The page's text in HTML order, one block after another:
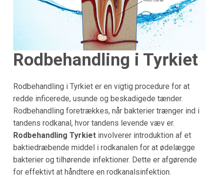
Rodbehandling i Tyrkiet
Rodbehandling i Tyrkiet er en vigtig procedure for at
redde inficerede, usunde og beskadigede tænder.
Rodbehandling foretrækkes, når bakterier trænger ind i
tandens rodkanal, hvor tandens levende væv er.
Rodbehandling Tyrkietinvolverer introduktion af et
baktiedræbende middel i rodkanalen for at ødelægge
bakterier og tilhørende infektioner. Dette er afgørende
for effektivt at håndtere en rodkanalsinfektion.